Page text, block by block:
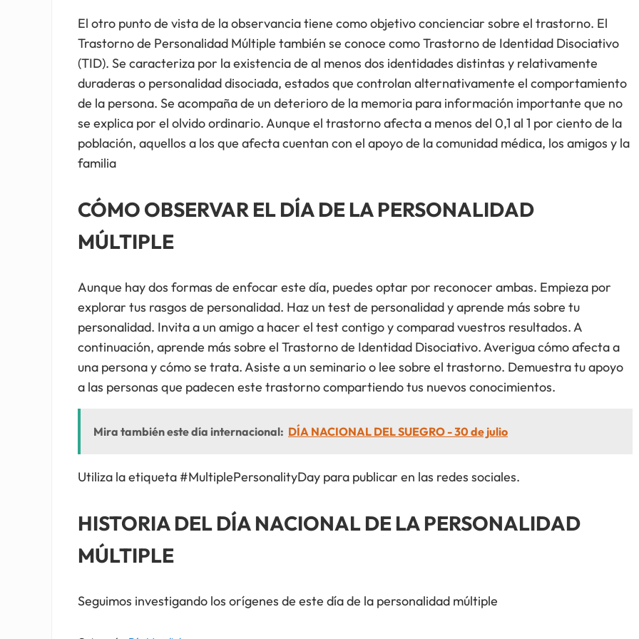
El otro punto de vista de la observancia tiene como objetivo concienciar sobre el trastorno. El
Trastorno de Personalidad Múltiple también se conoce como Trastorno de Identidad Disociativo
(TID). Se caracteriza por la existencia de al menos dos identidades distintas y relativamente
duraderas o personalidad disociada, estados que controlan alternativamente el comportamiento
de la persona. Se acompaña de un deterioro de la memoria para información importante que no
se explica por el olvido ordinario. Aunque el trastorno afecta a menos del 0,1 al 1 por ciento de la
población, aquellos a los que afecta cuentan con el apoyo de la comunidad médica, los amigos y la
familia
CÓMO OBSERVAR EL DÍA DE LA PERSONALIDAD
MÚLTIPLE
Aunque hay dos formas de enfocar este día, puedes optar por reconocer ambas. Empieza por
explorar tus rasgos de personalidad. Haz un test de personalidad y aprende más sobre tu
personalidad. Invita a un amigo a hacer el test contigo y comparad vuestros resultados. A
continuación, aprende más sobre el Trastorno de Identidad Disociativo. Averigua cómo afecta a
una persona y cómo se trata. Asiste a un seminario o lee sobre el trastorno. Demuestra tu apoyo
a las personas que padecen este trastorno compartiendo tus nuevos conocimientos.
Mira también este día internacional: DÍA NACIONAL DEL SUEGRO - 30 de julio
Utiliza la etiqueta #MultiplePersonalityDay para publicar en las redes sociales.
HISTORIA DEL DÍA NACIONAL DE LA PERSONALIDAD
MÚLTIPLE
Seguimos investigando los orígenes de este día de la personalidad múltiple